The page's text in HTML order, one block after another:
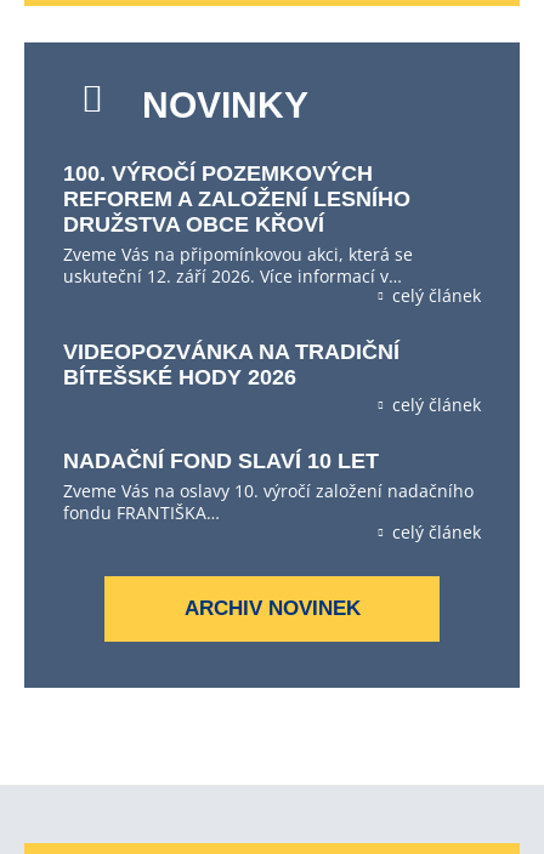
NOVINKY
100. VÝROČÍ POZEMKOVÝCH
REFOREM A ZALOŽENÍ LESNÍHO
DRUŽSTVA OBCE KŘOVÍ
Zveme Vás na připomínkovou akci, která se
uskuteční 12. září 2026. Více informací v…
celý článek
VIDEOPOZVÁNKA NA TRADIČNÍ
BÍTEŠSKÉ HODY 2026
celý článek
NADAČNÍ FOND SLAVÍ 10 LET
Zveme Vás na oslavy 10. výročí založení nadačního
fondu FRANTIŠKA…
celý článek
ARCHIV NOVINEK